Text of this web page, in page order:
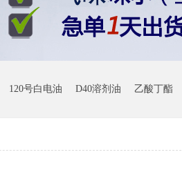
120号白电油 D40溶剂油 乙酸丁酯